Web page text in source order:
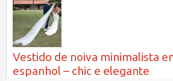
Vestido de noiva minimalista
espanhol – chic e elegante